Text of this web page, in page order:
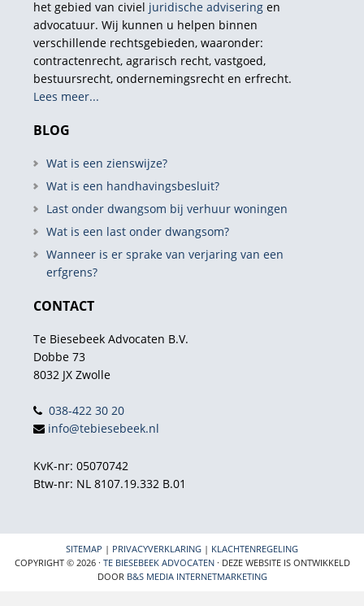
het gebied van civiel juridische adviseringen
advocatuur. Wij kunnen u helpen binnen
verschillende rechtsgebieden, waaronder:
contractenrecht, agrarisch recht, vastgoed,
bestuursrecht, ondernemingsrecht en erfrecht.
Lees meer...
BLOG
Wat is een zienswijze?
Wat is een handhavingsbesluit?
Last onder dwangsom bij verhuur woningen
Wat is een last onder dwangsom?
Wanneer is er sprake van verjaring van een
erfgrens?
CONTACT
Te Biesebeek Advocaten B.V.
Dobbe 73
8032 JX Zwolle
038-422 30 20
info@tebiesebeek.nl
KvK-nr: 05070742
Btw-nr: NL 8107.19.332 B.01
SITEMAP | PRIVACYVERKLARING | KLACHTENREGELING
COPYRIGHT © 2026 · TE BIESEBEEK ADVOCATEN· DEZE WEBSITE IS ONTWIKKELD
DOOR B&S MEDIA INTERNETMARKETING